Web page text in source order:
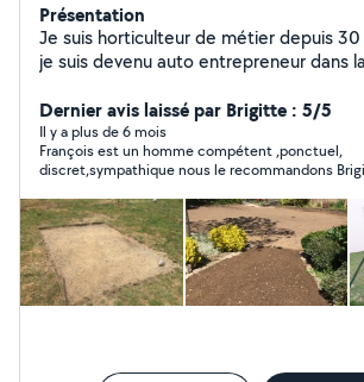
Présentation
Je suis horticulteur de métier depuis 30
je suis devenu auto entrepreneur dans
pour emploi à domicile. Je propose mes
entretien de jardin, pose de clôture,
nettoyage de terrasse et petites
ouvert à la discussion pour tout service
Dernier avis laissé par Brigitte : 5/5
Il y a plus de 6 mois
François est un homme compétent ,ponctuel,
discret,sympathique nous le recommandons